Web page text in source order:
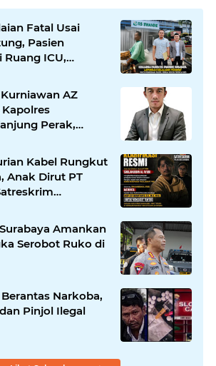
Fatal Usai
Pasien
Ruang ICU,
RSUD dr.
AZ
Perak,
Selamat
Kabel Rungkut
Anak Dirut PT
Usut
Amankan
Serobot Ruko di
Narkoba,
Pinjol Ilegal